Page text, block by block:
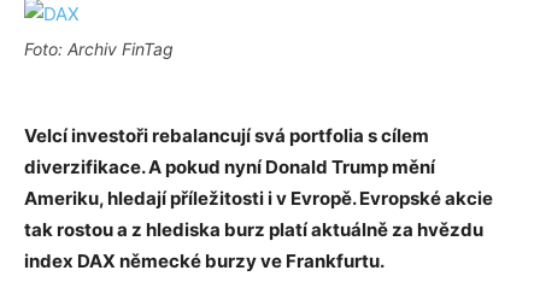
Foto: Archiv FinTag
Velcí investoři rebalancují svá portfolia s cílem
diverzifikace. A pokud nyní Donald Trump mění
Ameriku, hledají příležitosti i v Evropě. Evropské akcie
tak rostou a z hlediska burz platí aktuálně za hvězdu
index DAX německé burzy ve Frankfurtu.